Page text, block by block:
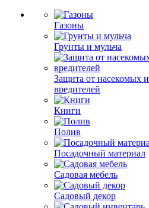
Газоны
Грунты и мульча
Защита от насекомых и
вредителей
Книги
Полив
Посадочный материал
Садовая мебель
Садовый декор